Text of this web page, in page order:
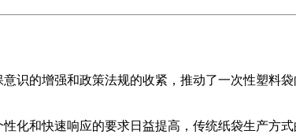
识的增强和政策法规的收紧，推动了一次性塑料
化和快速响应的要求日益提高，传统纸袋生产方式